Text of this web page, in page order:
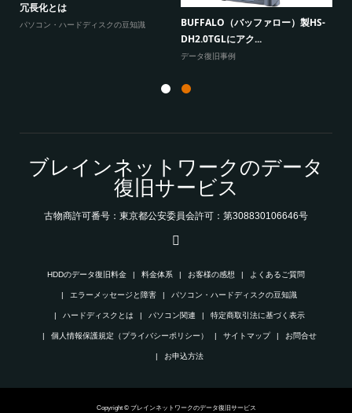
冗長化とは
パソコン・ハードディスクの豆知識
BUFFALO（バッファロー）製HS-
DH2.0TGLにアク...
データ復旧事例
ブレインネットワークのデータ
復旧サービス
古物商許可番号：東京都公安委員会許可：第308830106646号
HDDのデータ復旧料金 料金体系 お客様の感想 よくあるご質問
エラーメッセージと障害 パソコン・ハードディスクの豆知識
ハードディスクとは パソコン関連 特定商取引法に基づく表示
個人情報保護規定（プライバシーポリシー） サイトマップ お問合せ
お申込方法
Copyright © ブレインネットワークのデータ復旧サービス